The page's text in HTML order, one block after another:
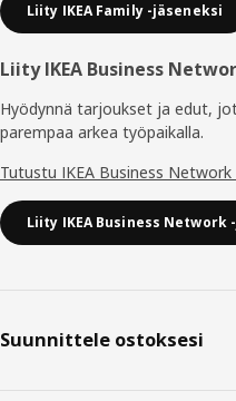
Liity IKEA Family -jäseneksi
Liity IKEA Business
Hyödynnä tarjoukset ja edut,
parempaa arkea työpaikalla.
Tutustu IKEA Business
Liity IKEA Business Network
Suunnittele ostoksesi